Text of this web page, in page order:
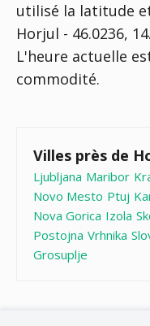
utilisé la latitude
Horjul - 46.0236,
L'heure actuelle
commodité.
Villes près de
Ljubljana Maribor
Novo Mesto Ptuj
Nova Gorica Izola
Postojna Vrhnika
Grosuplje